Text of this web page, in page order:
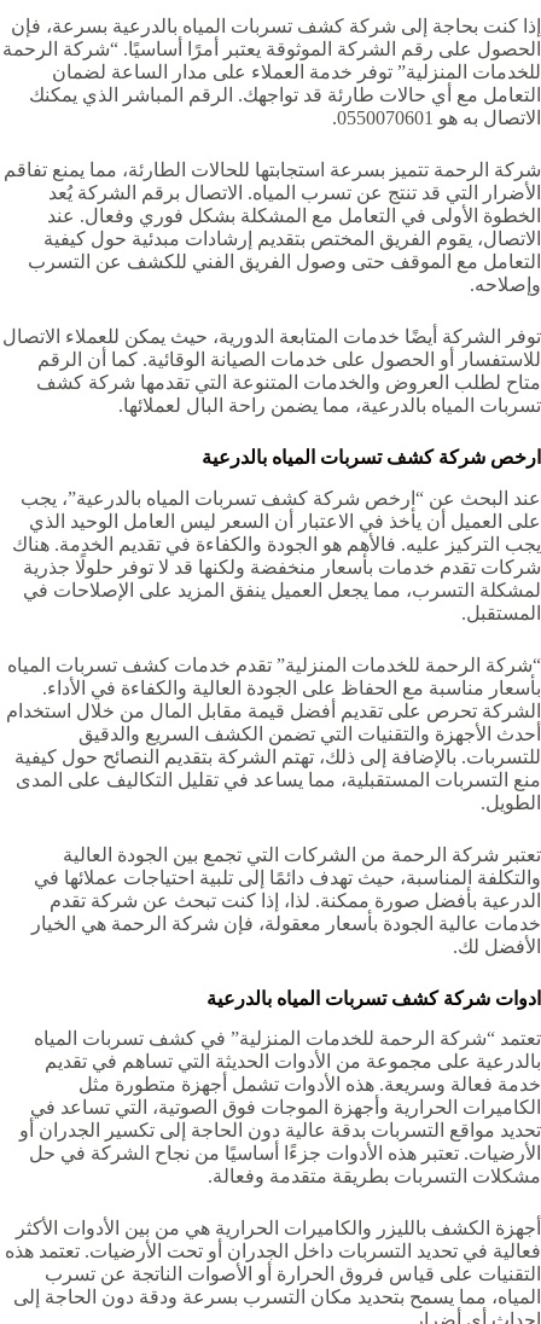
إذا كنت بحاجة إلى شركة كشف تسربات المياه بالدرعية بسرعة، فإن
الحصول على رقم الشركة الموثوقة يعتبر أمرًا أساسيًا. “شركة الرحمة
للخدمات المنزلية” توفر خدمة العملاء على مدار الساعة لضمان
التعامل مع أي حالات طارئة قد تواجهك. الرقم المباشر الذي يمكنك
الاتصال به هو 0550070601.
شركة الرحمة تتميز بسرعة استجابتها للحالات الطارئة، مما يمنع تفاقم
الأضرار التي قد تنتج عن تسرب المياه. الاتصال برقم الشركة يُعد
الخطوة الأولى في التعامل مع المشكلة بشكل فوري وفعال. عند
الاتصال، يقوم الفريق المختص بتقديم إرشادات مبدئية حول كيفية
التعامل مع الموقف حتى وصول الفريق الفني للكشف عن التسرب
وإصلاحه.
توفر الشركة أيضًا خدمات المتابعة الدورية، حيث يمكن للعملاء الاتصال
للاستفسار أو الحصول على خدمات الصيانة الوقائية. كما أن الرقم
متاح لطلب العروض والخدمات المتنوعة التي تقدمها شركة كشف
تسربات المياه بالدرعية، مما يضمن راحة البال لعملائها.
ارخص شركة كشف تسربات المياه بالدرعية
عند البحث عن “ارخص شركة كشف تسربات المياه بالدرعية”، يجب
على العميل أن يأخذ في الاعتبار أن السعر ليس العامل الوحيد الذي
يجب التركيز عليه. فالأهم هو الجودة والكفاءة في تقديم الخدمة. هناك
شركات تقدم خدمات بأسعار منخفضة ولكنها قد لا توفر حلولًا جذرية
لمشكلة التسرب، مما يجعل العميل ينفق المزيد على الإصلاحات في
المستقبل.
“شركة الرحمة للخدمات المنزلية” تقدم خدمات كشف تسربات المياه
بأسعار مناسبة مع الحفاظ على الجودة العالية والكفاءة في الأداء.
الشركة تحرص على تقديم أفضل قيمة مقابل المال من خلال استخدام
أحدث الأجهزة والتقنيات التي تضمن الكشف السريع والدقيق
للتسربات. بالإضافة إلى ذلك، تهتم الشركة بتقديم النصائح حول كيفية
منع التسربات المستقبلية، مما يساعد في تقليل التكاليف على المدى
الطويل.
تعتبر شركة الرحمة من الشركات التي تجمع بين الجودة العالية
والتكلفة المناسبة، حيث تهدف دائمًا إلى تلبية احتياجات عملائها في
الدرعية بأفضل صورة ممكنة. لذا، إذا كنت تبحث عن شركة تقدم
خدمات عالية الجودة بأسعار معقولة، فإن شركة الرحمة هي الخيار
الأفضل لك.
ادوات شركة كشف تسربات المياه بالدرعية
تعتمد “شركة الرحمة للخدمات المنزلية” في كشف تسربات المياه
بالدرعية على مجموعة من الأدوات الحديثة التي تساهم في تقديم
خدمة فعالة وسريعة. هذه الأدوات تشمل أجهزة متطورة مثل
الكاميرات الحرارية وأجهزة الموجات فوق الصوتية، التي تساعد في
تحديد مواقع التسربات بدقة عالية دون الحاجة إلى تكسير الجدران أو
الأرضيات. تعتبر هذه الأدوات جزءًا أساسيًا من نجاح الشركة في حل
مشكلات التسربات بطريقة متقدمة وفعالة.
أجهزة الكشف بالليزر والكاميرات الحرارية هي من بين الأدوات الأكثر
فعالية في تحديد التسربات داخل الجدران أو تحت الأرضيات. تعتمد هذه
التقنيات على قياس فروق الحرارة أو الأصوات الناتجة عن تسرب
المياه، مما يسمح بتحديد مكان التسرب بسرعة ودقة دون الحاجة إلى